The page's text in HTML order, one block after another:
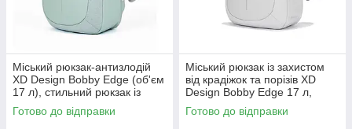
Міський рюкзак-антизлодій
XD Design Bobby Edge (об'єм
17 л), стильний рюкзак із
захистом від крадіжок, порізів
та
Готово до відправки
Міський рюкзак із захистом
від крадіжок та порізів XD
Design Bobby Edge 17 л,
тонкий вологозахисний
наплічник, світло-сірий
Готово до відправки